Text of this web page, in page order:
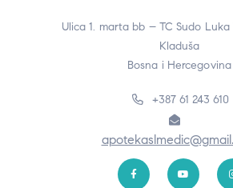
Ulica 1. marta bb – TC Sudo
Kladuša
Bosna i Hercegovina
+387 61 243 610